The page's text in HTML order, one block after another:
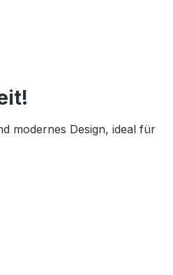
modernes Design, ideal für